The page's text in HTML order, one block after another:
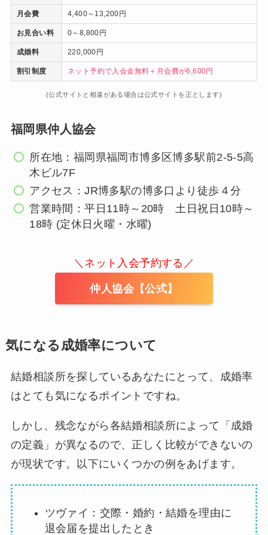
月会費 4,400～13,200円
お見合い料 0～8,800円
成婚料 220,000円
割引制度 ネット予約で入会金無料＋月会費が6,600円
(公式サイトと相違がある場合は公式サイトを正とします)
福岡県仲人協会
所在地：福岡県福岡市博多区博多駅前2-5-5高
木ビル7F
アクセス：JR博多駅の博多口より徒歩４分
営業時間：平日11時～20時 土日祝日10時～
18時 (定休日火曜・水曜)
＼ネット入会予約する／
仲人協会【公式】
気になる成婚率について
結婚相談所を探しているあなたにとって、成婚率
はとても気になるポイントですね。
しかし、残念ながら各結婚相談所によって「成婚
の定義」が異なるので、正しく比較ができないの
が現状です。以下にいくつかの例をあげます。
ツヴァイ：交際・婚約・結婚を理由に
退会届を提出したとき